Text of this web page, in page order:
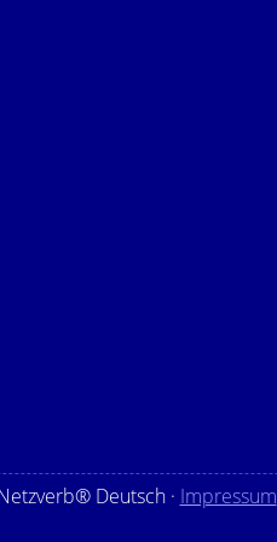
Deutsch · Impressum